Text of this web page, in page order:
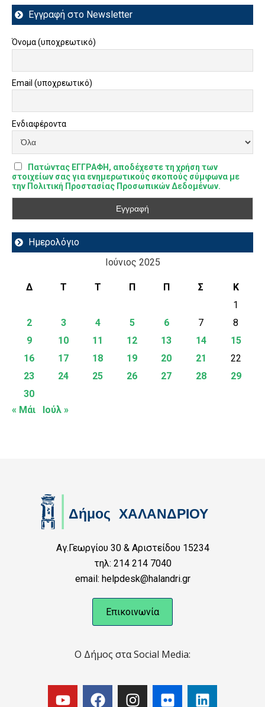
Εγγραφή στο Newsletter
Όνομα (υποχρεωτικό)
Email (υποχρεωτικό)
Ενδιαφέροντα
Πατώντας ΕΓΓΡΑΦΗ, αποδέχεστε τη χρήση των
στοιχείων σας για ενημερωτικούς σκοπούς σύμφωνα με
την Πολιτική Προστασίας Προσωπικών Δεδομένων.
Ημερολόγιο
Ιούνιος 2025
Δ Τ Τ Π Π Σ
Κ
1
2
3 4 5 6 7
8
9
10 11 12 13 14
15
16
17 18 19 20 21
22
23
24 25 26 27 28
29
30
« Μάι
Ιούλ »
Αγ.Γεωργίου 30 & Αριστείδου 15234
τηλ: 214 214 7040
email: helpdesk@halandri.gr
Επικοινωνία
Ο Δήμος στα Social Media: